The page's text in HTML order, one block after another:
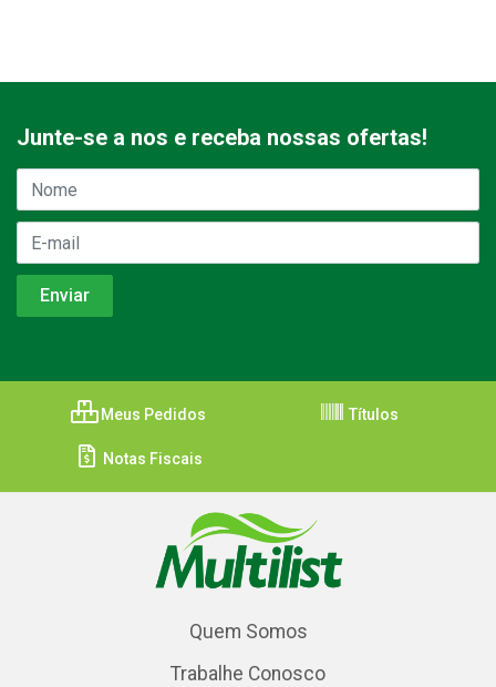
Junte-se a nos e receba nossas ofertas!
Meus Pedidos Títulos
Notas Fiscais
Quem Somos
Trabalhe Conosco